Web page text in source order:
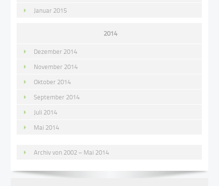
Januar 2015
2014
Dezember 2014
November 2014
Oktober 2014
September 2014
Juli 2014
Mai 2014
Archiv von 2002 – Mai 2014